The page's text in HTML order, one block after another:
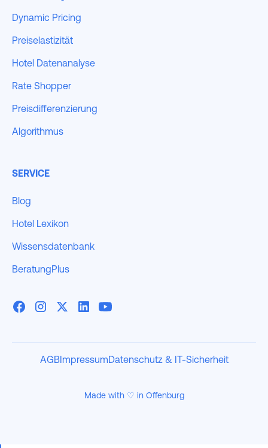
Dynamic Pricing
Preiselastizität
Hotel Datenanalyse
Rate Shopper
Preisdifferenzierung
Algorithmus
SERVICE
Blog
Hotel Lexikon
Wissensdatenbank
BeratungPlus
Made with ♡ in Offenburg
AGBImpressumDatenschutz & IT-Sicherheit